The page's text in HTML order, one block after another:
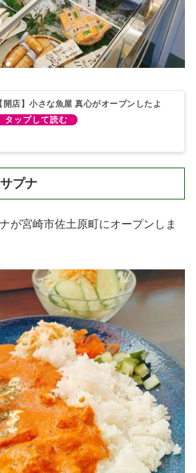
【開店】小さな魚屋 真心がオープンしたよ
プナ
が宮崎市佐土原町にオープンしま